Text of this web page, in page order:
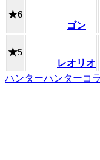
★6
ゴン
★5
レオリオ
ハンターハンターコ